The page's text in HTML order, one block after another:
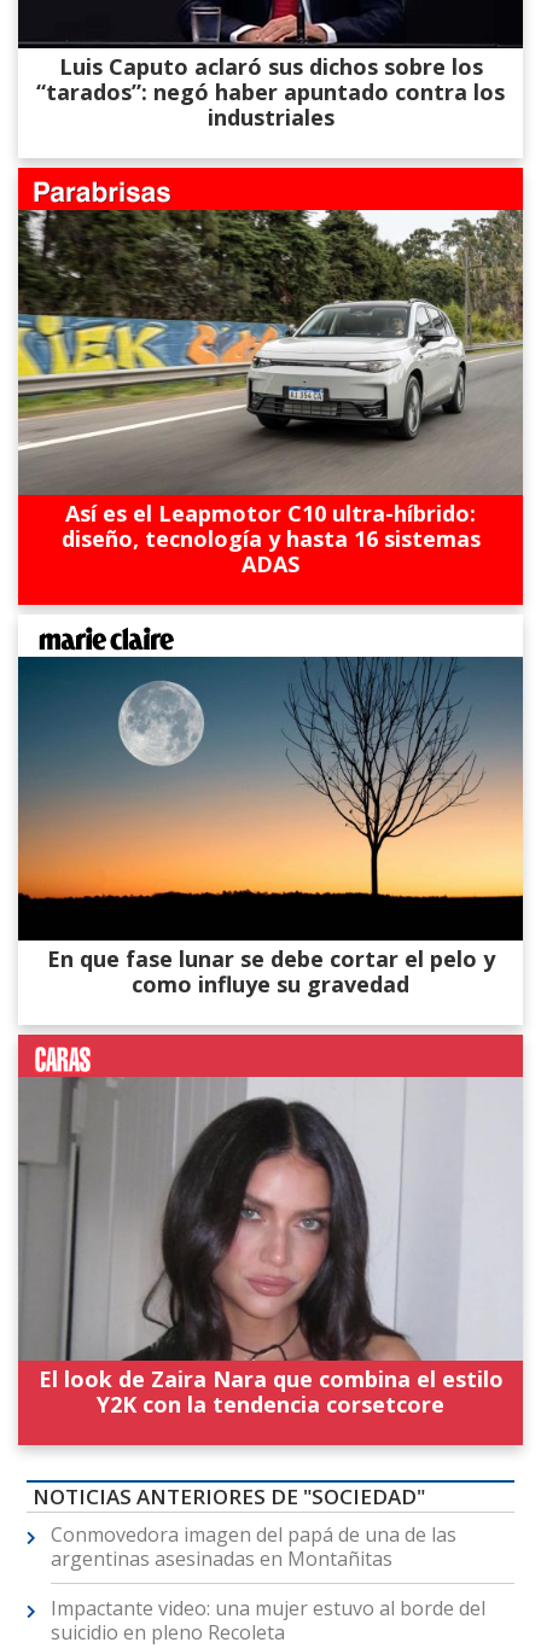
Luis Caputo aclaró sus dichos sobre los
“tarados”: negó haber apuntado contra los
industriales
Así es el Leapmotor C10 ultra-híbrido:
diseño, tecnología y hasta 16 sistemas
ADAS
En que fase lunar se debe cortar el pelo y
como influye su gravedad
El look de Zaira Nara que combina el estilo
Y2K con la tendencia corsetcore
NOTICIAS ANTERIORES DE "SOCIEDAD"
Conmovedora imagen del papá de una de las
argentinas asesinadas en Montañitas
Impactante video: una mujer estuvo al borde del
suicidio en pleno Recoleta